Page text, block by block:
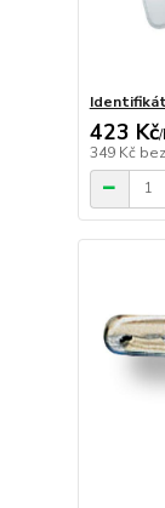
423 Kč/
349 Kč